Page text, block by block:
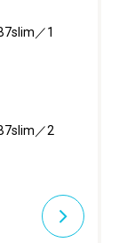
／1
／2